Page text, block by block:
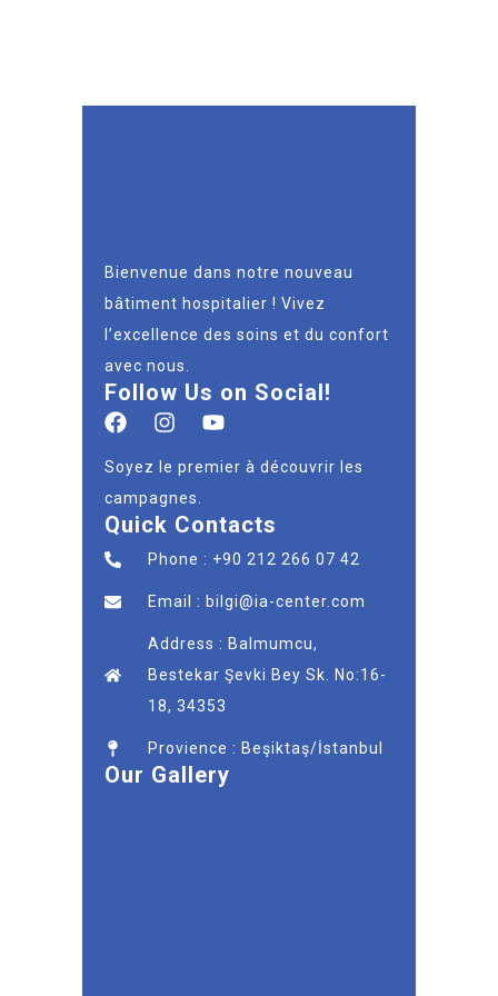
Bienvenue dans notre nouveau
bâtiment hospitalier ! Vivez
l’excellence des soins et du confort
avec nous.
Follow Us on Social!
Soyez le premier à découvrir les
campagnes.
Quick Contacts
Phone : +90 212 266 07 42
Email : bilgi@ia-center.com
Address : Balmumcu,
Bestekar Şevki Bey Sk. No:16-
18, 34353
Provience : Beşiktaş/İstanbul
Our Gallery